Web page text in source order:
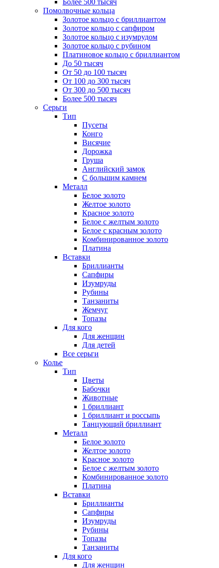
Более 500 тысяч
Помолвочные кольца
Золотое кольцо с бриллиантом
Золотое кольцо с сапфиром
Золотое кольцо с изумрудом
Золотое кольцо с рубином
Платиновое кольцо с бриллиантом
До 50 тысяч
От 50 до 100 тысяч
От 100 до 300 тысяч
От 300 до 500 тысяч
Более 500 тысяч
Серьги
Тип
Пусеты
Конго
Висячие
Дорожка
Груша
Английский замок
С большим камнем
Металл
Белое золото
Желтое золото
Красное золото
Белое с желтым золото
Белое с красным золото
Комбинированное золото
Платина
Вставки
Бриллианты
Сапфиры
Изумруды
Рубины
Танзаниты
Жемчуг
Топазы
Для кого
Для женщин
Для детей
Все серьги
Колье
Тип
Цветы
Бабочки
Животные
1 бриллиант
1 бриллиант и россыпь
Танцующий бриллиант
Металл
Белое золото
Желтое золото
Красное золото
Белое с желтым золото
Комбинированное золото
Платина
Вставки
Бриллианты
Сапфиры
Изумруды
Рубины
Топазы
Танзаниты
Для кого
Для женщин